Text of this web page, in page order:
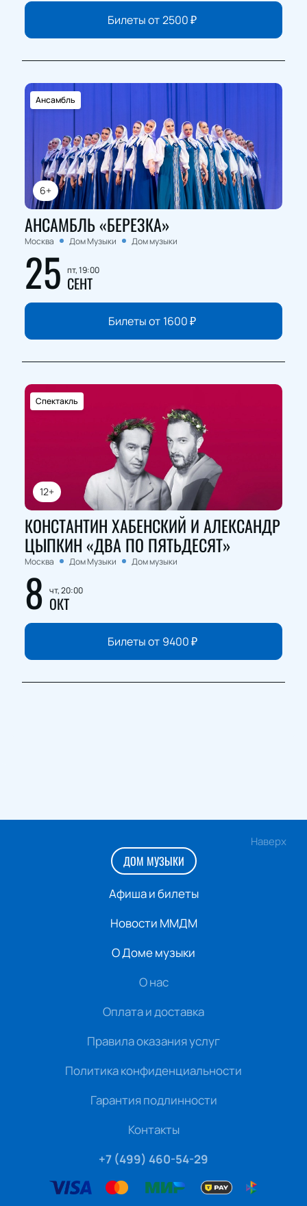
Билеты от2500₽
6+
Ансамбль
АНСАМБЛЬ «БЕРЕЗКА»
Москва Дом Музыки Дом музыки
25 пт, 19:00
СЕНТ
Билеты от 1600₽
12+
Спектакль
КОНСТАНТИН ХАБЕНСКИЙ И АЛЕКСАНДР
ЦЫПКИН «ДВА ПО ПЯТЬДЕСЯТ»
Москва Дом Музыки Дом музыки
8 чт, 20:00
ОКТ
Билеты от 9400₽
Наверх
ДОМ МУЗЫКИ
Афиша и билеты
Новости ММДМ
О Доме музыки
О нас
Оплата и доставка
Правила оказания услуг
Политика конфиденциальности
Гарантия подлинности
Контакты
+7 (499) 460-54-29